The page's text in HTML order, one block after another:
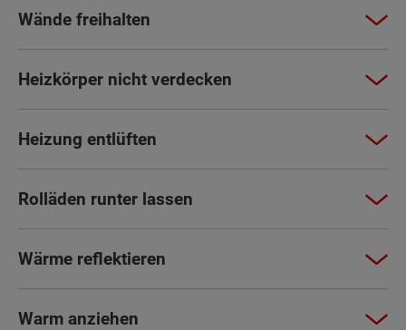
Wände freihalten
Heizkörper nicht verdecken
Heizung entlüften
Rolläden runter lassen
Wärme reflektieren
Warm anziehen